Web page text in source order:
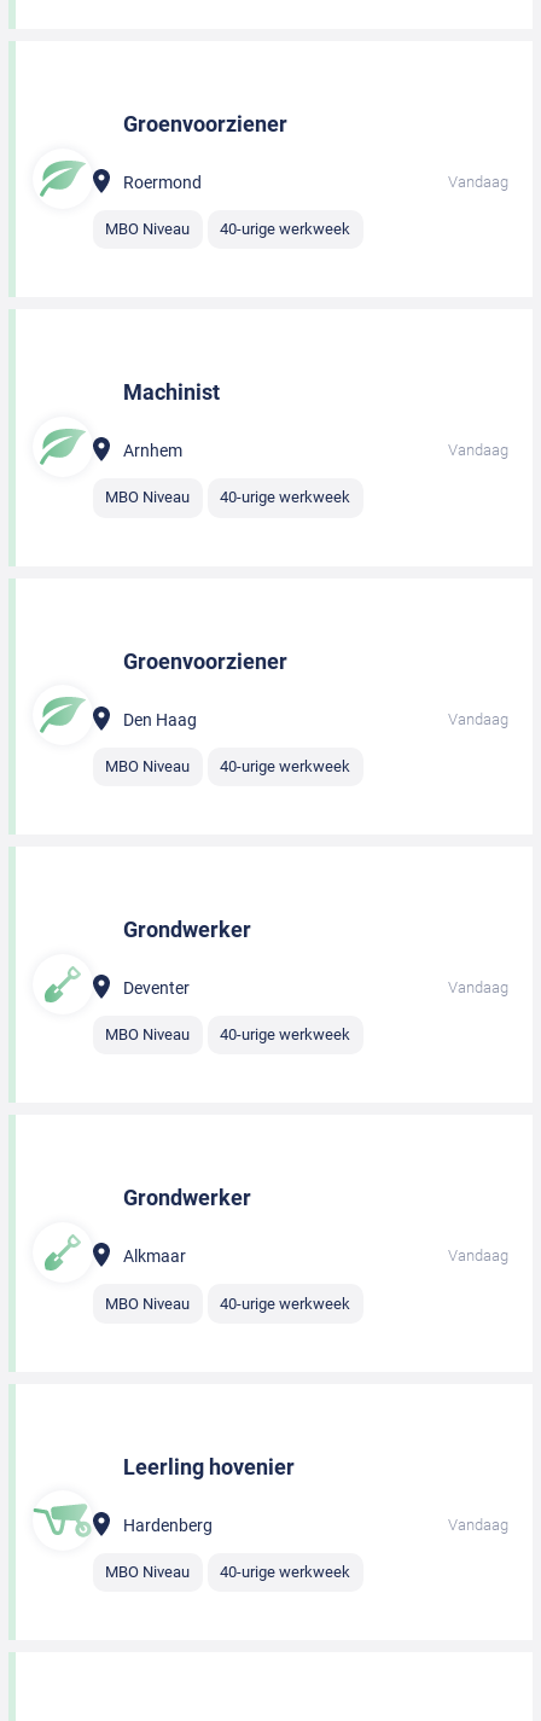
Groenvoorziener
Roermond Vandaag
MBO Niveau 40-urige werkweek
Machinist
Arnhem Vandaag
MBO Niveau 40-urige werkweek
Groenvoorziener
Den Haag Vandaag
MBO Niveau 40-urige werkweek
Grondwerker
Deventer Vandaag
MBO Niveau 40-urige werkweek
Grondwerker
Alkmaar Vandaag
MBO Niveau 40-urige werkweek
Leerling hovenier
Hardenberg Vandaag
MBO Niveau 40-urige werkweek